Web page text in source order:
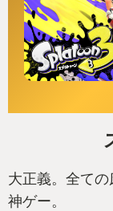
大正義。全て
神ゲー。